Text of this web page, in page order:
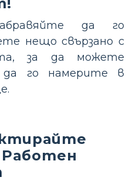
да го
нещо свързано с
за да можете
да го намерите в